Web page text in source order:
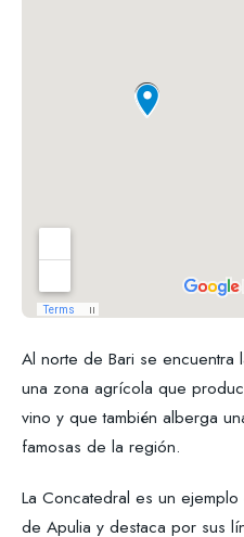
Al norte de Bari se encuentra
una zona agrícola que
vino y que también alberga
famosas de la región.
La Concatedral es un
de Apulia y destaca por sus